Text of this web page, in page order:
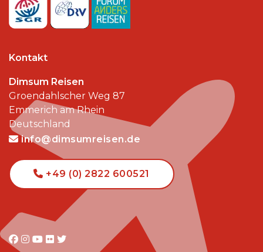
Kontakt
Dimsum Reisen
Groendahlscher Weg 87
Emmerich am Rhein
Deutschland
info@dimsumreisen.de
+49 (0) 2822 600521